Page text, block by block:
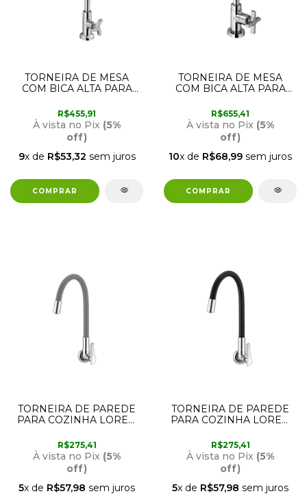
TORNEIRA DE MESA
COM BICA ALTA PARA
DOCOL
R$455,91
À vista no Pix (5%
off)
9x de R$53,32 sem juros
TORNEIRA DE MESA
COM BICA ALTA PARA
90015211006 DOCOL
R$655,41
À vista no Pix (5%
off)
10x de R$68,99 sem juros
TORNEIRA DE PAREDE
PARA COZINHA LOREN
LORENZETTI
R$275,41
À vista no Pix (5%
off)
5x de R$57,98 sem juros
TORNEIRA DE PAREDE
PARA COZINHA LOREN
LORENZETTI
R$275,41
À vista no Pix (5%
off)
5x de R$57,98 sem juros